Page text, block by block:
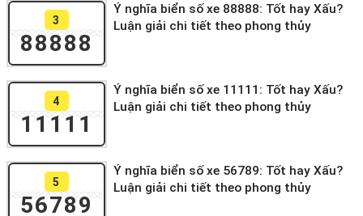
3
88888
Ý nghĩa biển số xe 88888: Tốt hay Xấu?
Luận giải chi tiết theo phong thủy
4
11111
Ý nghĩa biển số xe 11111: Tốt hay Xấu?
Luận giải chi tiết theo phong thủy
5
56789
Ý nghĩa biển số xe 56789: Tốt hay Xấu?
Luận giải chi tiết theo phong thủy